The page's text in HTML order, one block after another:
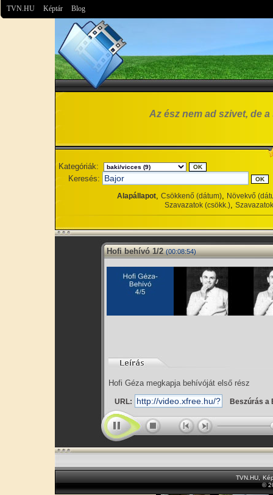
TVN.HU Képtár Blog
Az ész nem ad szivet, de
Kategóriák:
Keresés:
Alapállapot, Csökkenő (dátum), Növekvő
Szavazatok (csökk.),
Hofi behívó 1/2 (00:08:54)
Hofi Géza megkapja behívóját első rész
URL: Beszúrás a
TVN.HU
©